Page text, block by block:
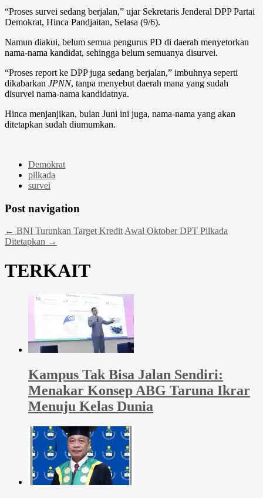
“Proses survei sedang berjalan,” ujar Sekretaris Jenderal DPP Partai
Demokrat, Hinca Pandjaitan, Selasa (9/6).
Namun diakui, belum semua pengurus PD di daerah menyetorkan
nama-nama kandidat, sehingga belum semuanya disurvei.
“Proses report ke DPP juga sedang berjalan,” imbuhnya seperti
dikabarkan JPNN, tanpa menyebut daerah mana yang sudah
disurvei nama-nama kandidatnya.
Hinca menjanjikan, bulan Juni ini juga, nama-nama yang akan
ditetapkan sudah diumumkan.
Demokrat
pilkada
survei
Post navigation
← BNI Turunkan Target Kredit Awal Oktober DPT Pilkada
Ditetapkan →
TERKAIT
Kampus Tak Bisa Jalan Sendiri:
Menakar Konsep ABG Taruna Ikrar
Menuju Kelas Dunia